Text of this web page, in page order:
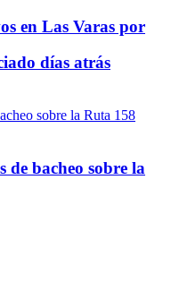
en Las Varas por
días atrás
de bacheo sobre la